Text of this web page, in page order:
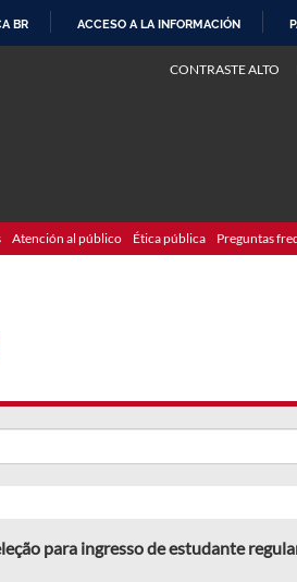
BR ACCESO A LA INFORMACIÓN
CONTRASTE ALTO
Atención al público Ética pública Preguntas
para ingresso de estudante